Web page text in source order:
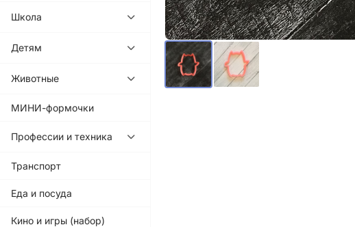
Школа
Детям
Животные
МИНИ-формочки
Профессии и техника
Транспорт
Еда и посуда
Кино и игры (набор)